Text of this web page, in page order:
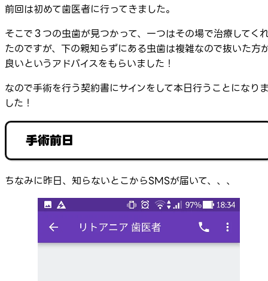
前回は初めて歯医者に行ってきました。
そこで３つの虫歯が見つかって、一つはその場で治療してく
たのですが、下の親知らずにある虫歯は複雑なので抜いた方
良いというアドバイスをもらいました！
なので手術を行う契約書にサインをして本日行うことになり
した！
手術前日
ちなみに昨日、知らないとこからSMSが届いて、、、